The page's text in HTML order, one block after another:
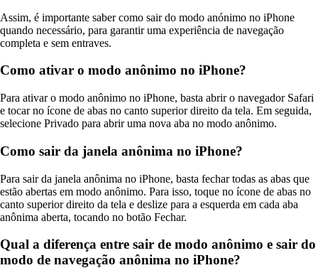
Assim, é importante saber como sair do modo anónimo no iPhone
quando necessário, para garantir uma experiência de navegação
completa e sem entraves.
Como ativar o modo anônimo no iPhone?
Para ativar o modo anônimo no iPhone, basta abrir o navegador Safari
e tocar no ícone de abas no canto superior direito da tela. Em seguida,
selecione Privado para abrir uma nova aba no modo anônimo.
Como sair da janela anônima no iPhone?
Para sair da janela anônima no iPhone, basta fechar todas as abas que
estão abertas em modo anônimo. Para isso, toque no ícone de abas no
canto superior direito da tela e deslize para a esquerda em cada aba
anônima aberta, tocando no botão Fechar.
Qual a diferença entre sair de modo anônimo e sair do
modo de navegação anônima no iPhone?